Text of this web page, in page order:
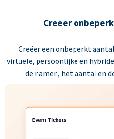
Creëer
Creëer een onbeperkt
virtuele, persoonlijke en
de namen, het aantal en